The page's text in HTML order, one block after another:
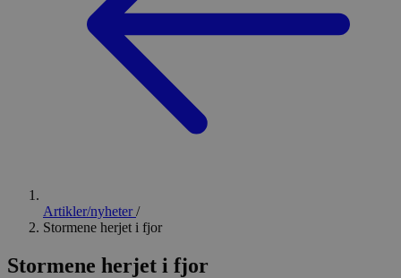
Artikler/nyheter/
Stormene herjet i fjor
Stormene herjet i fjor